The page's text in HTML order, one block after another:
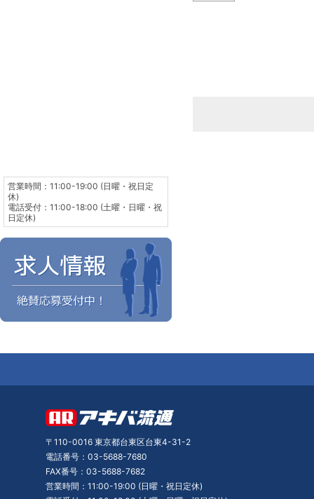
営業時間：11:00-19:00 (日曜・祝日定
休)
電話受付：11:00-18:00 (土曜・日曜・祝
日定休)
〒110-0016 東京都台東区台東4-31-2
電話番号：03-5688-7680
FAX番号：03-5688-7682
営業時間：11:00-19:00 (日曜・祝日定休)